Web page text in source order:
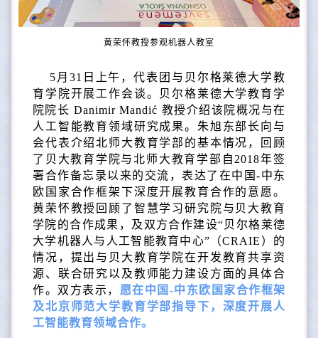
黄荣怀教授参观机器人教室
5月31日上午，代表团与贝尔格莱德大学教
育学院开展工作会谈。贝尔格莱德大学教育学
院院长 Danimir Mandić 教授介绍该院概况与在
人工智能教育领域研究成果。朱旭东部长向与
会代表介绍北师大教育学部的基本情况，回顾
了贝大教育学院与北师大教育学部自2018年签
署合作备忘录以来的交流，表达了在中国-中东
欧国家合作框架下深度开展教育合作的意愿。
黄荣怀教授回顾了智慧学习研究院与贝大教育
学院的合作成果，及双方合作建设“贝尔格莱德
大学机器人与人工智能教育中心”（CRAIE）的
情况，提出与贝大教育学院在开发教育共享资
源、联合研究以及教师能力建设方面的具体合
作。双方表示， 愿在中国-中东欧国家合作框架
及北京师范大学教育学部指导下，深度开展人
工智能教育领域合作。